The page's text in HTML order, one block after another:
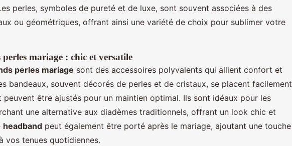
perles, symboles de pureté et de luxe, sont souvent associées à des
ou géométriques, offrant ainsi une variété de choix pour sublimer votre
mariage : chic et versatile
perles mariage sont des accessoires polyvalents qui allient confort et
bandeaux, souvent décorés de perles et de cristaux, se placent facilement
peuvent être ajustés pour un maintien optimal. Ils sont idéaux pour les
une alternative aux diadèmes traditionnels, offrant un look chic et
headband peut également être porté après le mariage, ajoutant une touche
vos tenues quotidiennes.